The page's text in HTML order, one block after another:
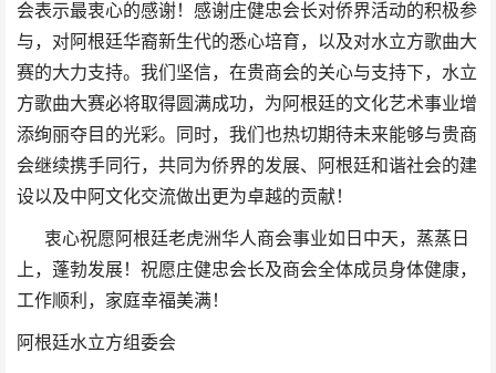
会表示最衷心的感谢！感谢庄健忠会长对侨界活动的积极参
与，对阿根廷华裔新生代的悉心培育，以及对水立方歌曲大
赛的大力支持。我们坚信，在贵商会的关心与支持下，水立
方歌曲大赛必将取得圆满成功，为阿根廷的文化艺术事业增
添绚丽夺目的光彩。同时，我们也热切期待未来能够与贵商
会继续携手同行，共同为侨界的发展、阿根廷和谐社会的建
设以及中阿文化交流做出更为卓越的贡献！
衷心祝愿阿根廷老虎洲华人商会事业如日中天，蒸蒸日
上，蓬勃发展！祝愿庄健忠会长及商会全体成员身体健康，
工作顺利，家庭幸福美满！
阿根廷水立方组委会